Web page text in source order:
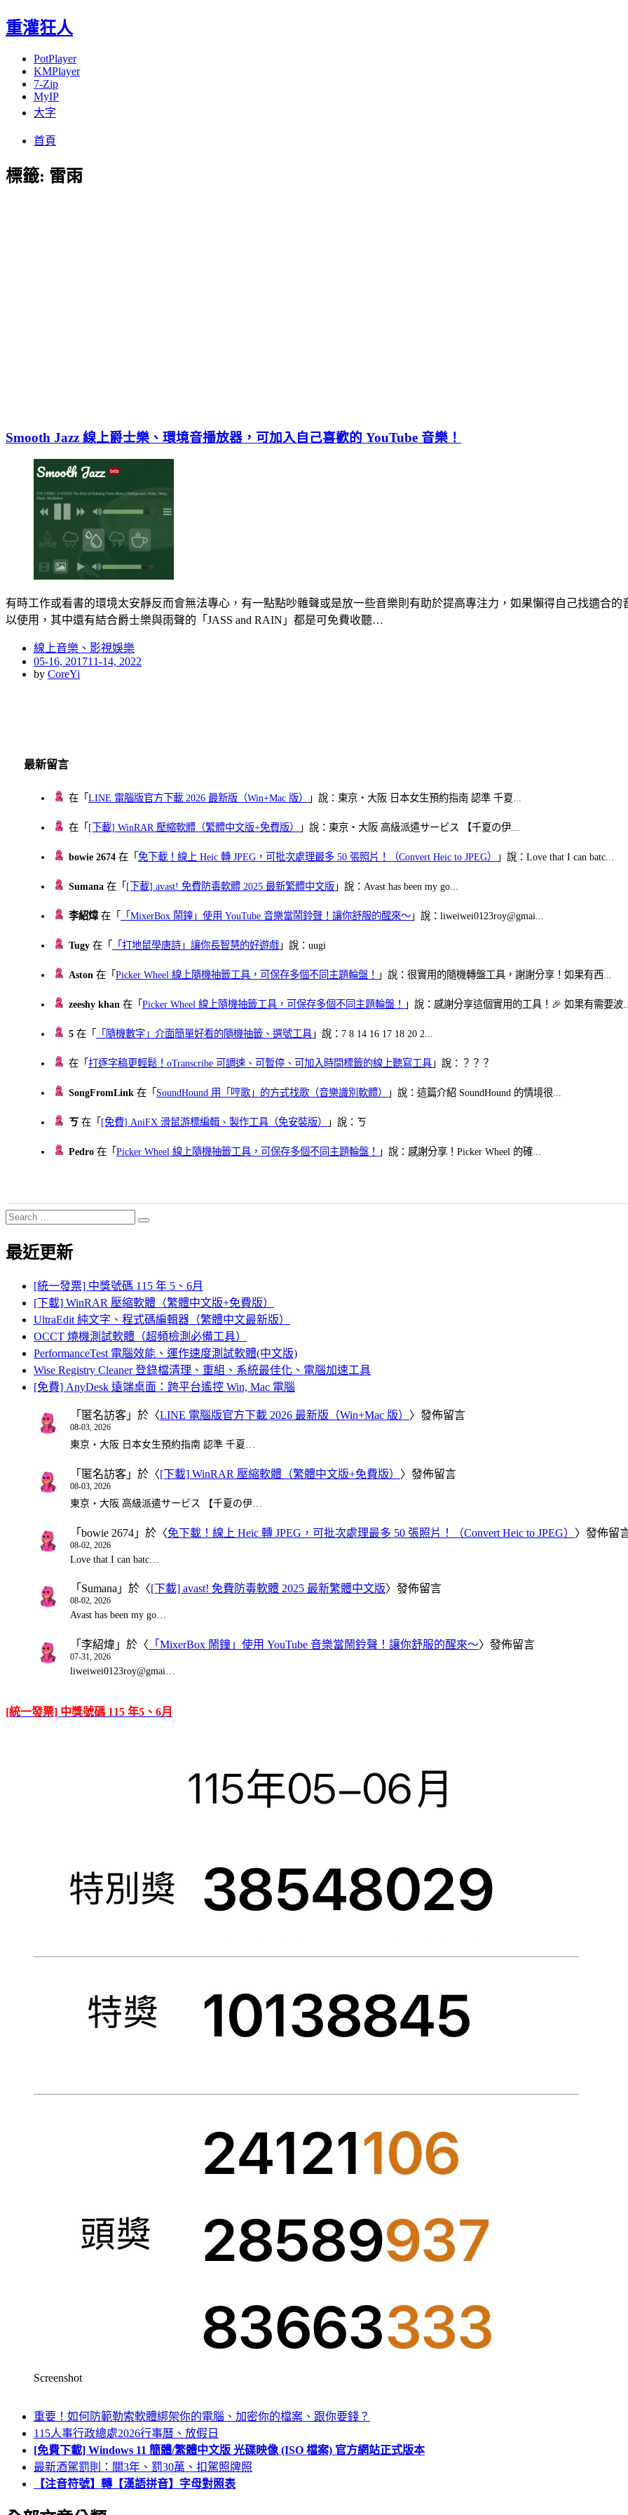
重灌狂人
PotPlayer
KMPlayer
7-Zip
MyIP
大字
首頁
標籤: 雷雨
Smooth Jazz 線上爵士樂、環境音播放器，可加入自己喜歡的 YouTube 音樂！
有時工作或看書的環境太安靜反而會無法專心，有一點點吵雜聲或是放一些音樂則有助於提高專注力，如果懶得自己找適合
以使用，其中還有結合爵士樂與雨聲的「JASS and RAIN」都是可免費收聽…
線上音樂、影視娛樂
Posted
on
05-16, 201711-14, 2022
by CoreYi
最新留言
在「LINE 電腦版官方下載 2026 最新版（Win+Mac 版） 」說：東京・大阪 日本女生預約指南 認準 千夏...
在「 [下載] WinRAR 壓縮軟體（繁體中文版+免費版） 」說：東京・大阪 高級派遣サービス 【千夏の伊...
bowie 2674 在「免下載！線上 Heic 轉 JPEG，可批次處理最多 50 張照片！（Convert Heic to JPEG） 」說：Love that I can batc...
Sumana 在「 [下載] avast! 免費防毒軟體 2025 最新繁體中文版 」說：Avast has been my go...
李紹煒在「 「MixerBox 鬧鐘」使用 YouTube 音樂當鬧鈴聲！讓你舒服的醒來～ 」說：liweiwei0123roy@gmai...
Tugy 在「 「打地鼠學唐詩」讓你長智慧的好遊戲 」說：uugi
Aston 在「Picker Wheel 線上隨機抽籤工具，可保存多個不同主題輪盤！ 」說：很實用的隨機轉盤工具，謝謝分享！如果有西...
zeeshy khan 在「Picker Wheel 線上隨機抽籤工具，可保存多個不同主題輪盤！ 」說：感謝分享這個實用的工具！🎉 如果有需要波
5 在「 「隨機數字」介面簡單好看的隨機抽籤、選號工具 」說：7 8 14 16 17 18 20 2...
在「打逐字稿更輕鬆！oTranscribe 可調速、可暫停、可加入時間標籤的線上聽寫工具 」說：？？？
SongFromLink 在「 SoundHound 用「哼歌」的方式找歌（音樂識別軟體） 」說：這篇介紹 SoundHound 的情境很...
ㄎ 在「 [免費] AniFX 滑鼠游標編輯、製作工具（免安裝版） 」說：ㄎ
Pedro 在「Picker Wheel 線上隨機抽籤工具，可保存多個不同主題輪盤！ 」說：感謝分享！Picker Wheel 的確...
Search
for:
Search
最近更新
[統一發票] 中獎號碼 115 年 5、6月
[下載] WinRAR 壓縮軟體（繁體中文版+免費版）
UltraEdit 純文字、程式碼編輯器（繁體中文最新版）
OCCT 燒機測試軟體（超頻檢測必備工具）
PerformanceTest 電腦效能、運作速度測試軟體(中文版)
Wise Registry Cleaner 登錄檔清理、重組、系統最佳化、電腦加速工具
[免費] AnyDesk 遠端桌面：跨平台遙控 Win, Mac 電腦
「 匿名訪客 」於〈LINE 電腦版官方下載 2026 最新版（Win+Mac 版） 〉發佈留言
08-03, 2026
東京・大阪 日本女生預約指南 認準 千夏…
「 匿名訪客 」於〈[下載] WinRAR 壓縮軟體（繁體中文版+免費版） 〉發佈留言
08-03, 2026
東京・大阪 高級派遣サービス 【千夏の伊…
「 bowie 2674 」於〈免下載！線上 Heic 轉 JPEG，可批次處理最多 50 張照片！（Convert Heic to JPEG） 〉發佈留
08-02, 2026
Love that I can batc…
「 Sumana 」於〈[下載] avast! 免費防毒軟體 2025 最新繁體中文版〉發佈留言
08-02, 2026
Avast has been my go…
「 李紹煒 」於〈 「MixerBox 鬧鐘」使用 YouTube 音樂當鬧鈴聲！讓你舒服的醒來～〉發佈留言
07-31, 2026
liweiwei0123roy@gmai…
[統一發票] 中獎號碼 115 年5、6月
Screenshot
重要！如何防範勒索軟體綁架你的電腦、加密你的檔案、跟你要錢？
115人事行政總處2026行事曆、放假日
[免費下載] Windows 11 簡體/繁體中文版 光碟映像 (ISO 檔案) 官方網站正式版本
最新酒駕罰則：關3年、罰30萬、扣駕照牌照
【注音符號】轉【漢語拼音】字母對照表